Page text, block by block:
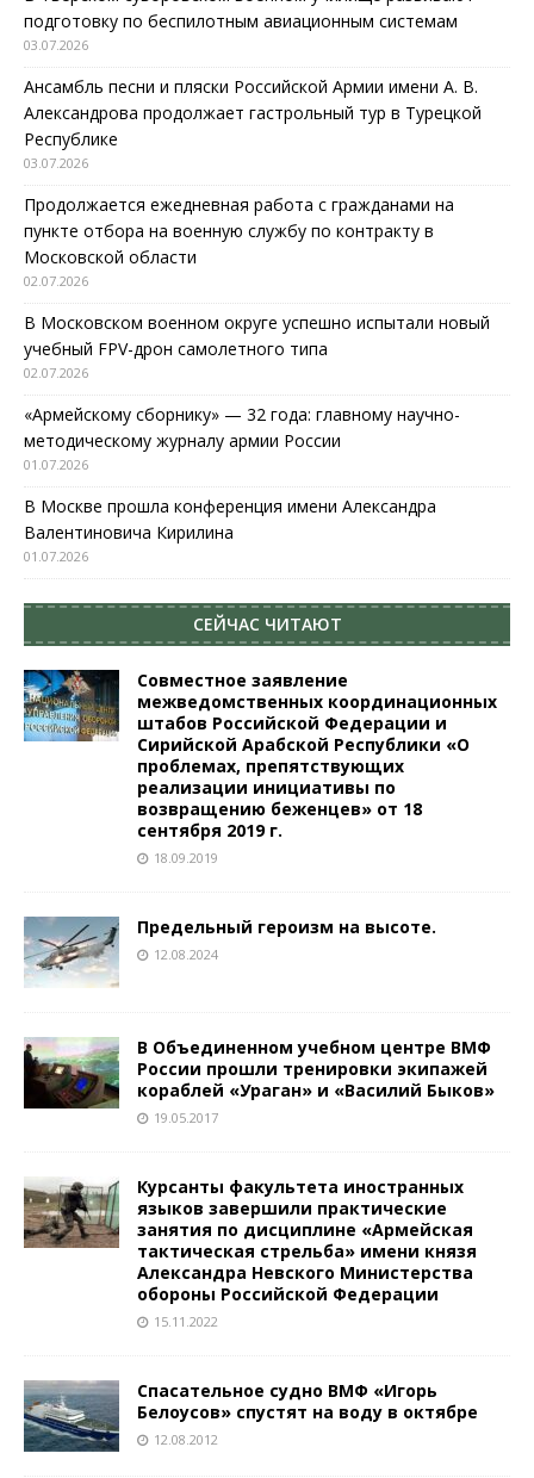
подготовку по беспилотным авиационным системам
03.07.2026
Ансамбль песни и пляски Российской Армии имени А. В.
Александрова продолжает гастрольный тур в Турецкой
Республике
03.07.2026
Продолжается ежедневная работа с гражданами на
пункте отбора на военную службу по контракту в
Московской области
02.07.2026
В Московском военном округе успешно испытали новый
учебный FPV-дрон самолетного типа
02.07.2026
«Армейскому сборнику» — 32 года: главному научно-
методическому журналу армии России
01.07.2026
В Москве прошла конференция имени Александра
Валентиновича Кирилина
01.07.2026
СЕЙЧАС ЧИТАЮТ
Совместное заявление
межведомственных координационных
штабов Российской Федерации и
Сирийской Арабской Республики «О
проблемах, препятствующих
реализации инициативы по
возвращению беженцев» от 18
сентября 2019 г.
18.09.2019
Предельный героизм на высоте.
12.08.2024
В Объединенном учебном центре ВМФ
России прошли тренировки экипажей
кораблей «Ураган» и «Василий Быков»
19.05.2017
Курсанты факультета иностранных
языков завершили практические
занятия по дисциплине «Армейская
тактическая стрельба» имени князя
Александра Невского Министерства
обороны Российской Федерации
15.11.2022
Спасательное судно ВМФ «Игорь
Белоусов» спустят на воду в октябре
12.08.2012